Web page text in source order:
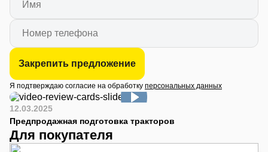
Закрепить предложение
Я подтверждаю согласие на обработку персональных данных
12.03.2025
Предпродажная подготовка тракторов
Для покупателя